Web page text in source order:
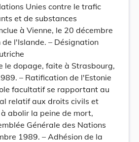
Unies contre le trafic
et de substances
à Vienne, le 20 décembre
de l'Islande. – Désignation
le dopage, faite à Strasbourg,
– Ratification de l'Estonie
facultatif se rapportant au
relatif aux droits civils et
abolir la peine de mort,
Générale des Nations
1989. – Adhésion de la